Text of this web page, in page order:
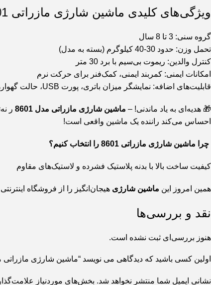
ویژگی‌های کلیدی ماشین شارژی مازراتی 8601:
گروه سنی: 3 تا 8 سال
تحمل وزن: حدود 30-40 کیلوگرم (بسته به مدل)
کنترل والدین: ریموت بی‌سیم با برد 30 متر
امکانات ایمنی: کمربند ایمنی، کمک‌فنر برای حرکت نرم
قابلیت‌های اضافه: نمایشگر میزان باتری، پورت USB، حالت گهواره‌ای برای کودکان کوچک‌تر 19.
🎁 هدیه‌ای به یاد ماندنی! – ماشین شارژی مازراتی مدل 8601
ر
احساس می‌کند راننده یک ماشین واقعی است!
چرا ماشین شارژی مازراتی 8601 را انتخاب کنیم؟
کیفیت ساخت بالا با بدنه پلاستیک فشرده و لاستیک‌های مقاوم
همین امروز این ماشین شارژی هیجان‌انگیز را از فروشگاه
نقد و بررسی‌ها
هنوز بررسی‌ای ثبت نشده است.
اولین کسی باشید که دیدگاهی می نویسد “ماشین شارژی مازراتی مدل 8601
نشانی ایمیل شما منتشر نخواهد شد. بخش‌های موردنیاز